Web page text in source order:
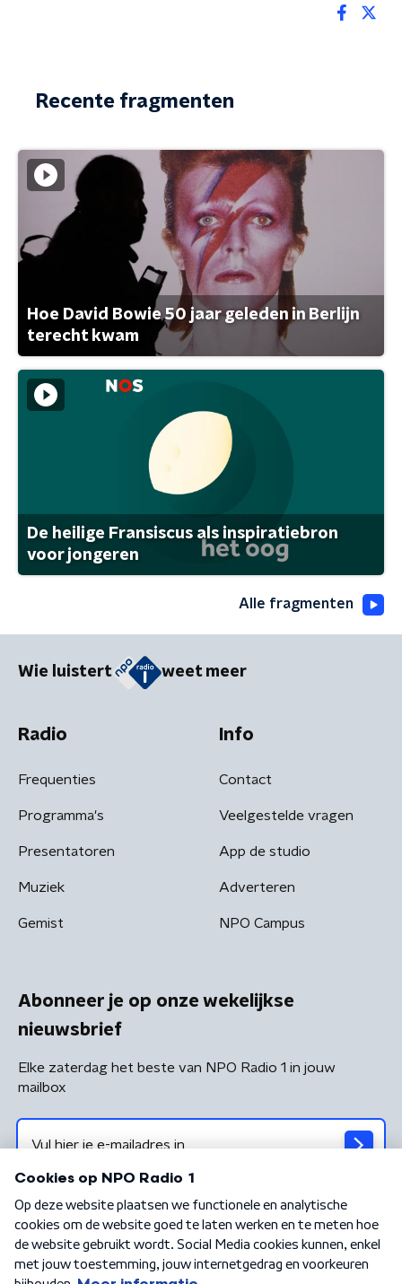
Recente fragmenten
Hoe David Bowie 50 jaar geleden in Berlijn
terecht kwam
De heilige Fransiscus als inspiratiebron
voor jongeren
Alle fragmenten
Wie luistert weet meer
Radio
Frequenties
Programma's
Presentatoren
Muziek
Gemist
Info
Contact
Veelgestelde vragen
App de studio
Adverteren
NPO Campus
Abonneer je op onze wekelijkse
nieuwsbrief
Elke zaterdag het beste van NPO Radio 1 in jouw
mailbox
Algemene voorwaarden